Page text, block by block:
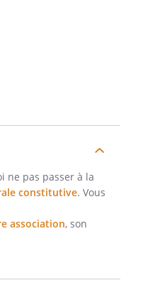
ne pas passer à la
constitutive. Vous
association, son